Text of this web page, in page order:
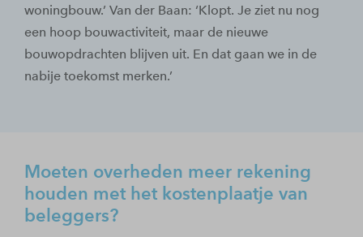
woningbouw.’ Van der Baan: ‘Klopt. Je ziet nu nog
een hoop bouwactiviteit, maar de nieuwe
bouwopdrachten blijven uit. En dat gaan we in de
nabije toekomst merken.’
Moeten overheden meer rekening
houden met het kostenplaatje van
beleggers?